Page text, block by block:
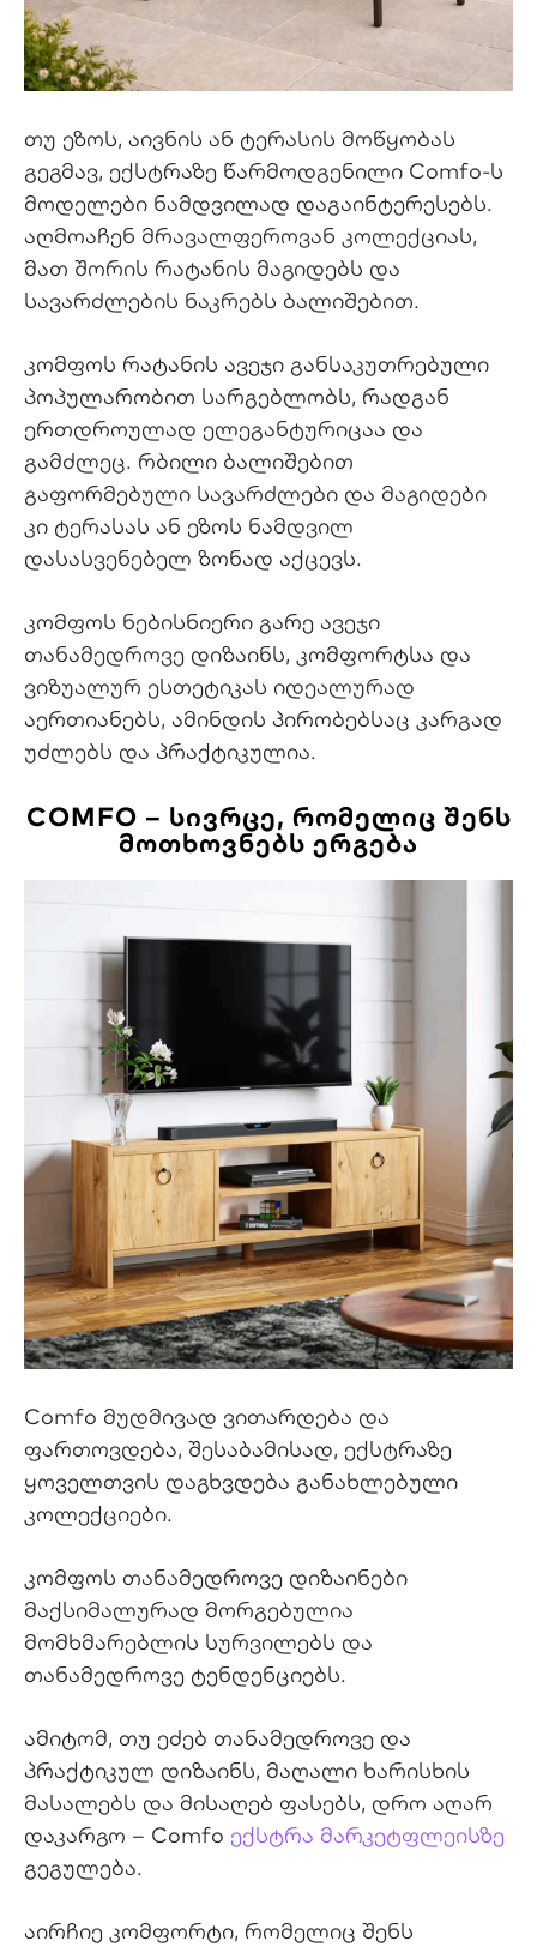
თუ ეზოს, აივნის ან ტერასის მოწყობას
გეგმავ, ექსტრაზე წარმოდგენილი Comfo-ს
მოდელები ნამდვილად დაგაინტერესებს.
აღმოაჩენ მრავალფეროვან კოლექციას,
მათ შორის რატანის მაგიდებს და
სავარძლების ნაკრებს ბალიშებით.
კომფოს რატანის ავეჯი განსაკუთრებული
პოპულარობით სარგებლობს, რადგან
ერთდროულად ელეგანტურიცაა და
გამძლეც. რბილი ბალიშებით
გაფორმებული სავარძლები და მაგიდები
კი ტერასას ან ეზოს ნამდვილ
დასასვენებელ ზონად აქცევს.
კომფოს ნებისნიერი გარე ავეჯი
თანამედროვე დიზაინს, კომფორტსა და
ვიზუალურ ესთეტიკას იდეალურად
აერთიანებს, ამინდის პირობებსაც კარგად
უძლებს და პრაქტიკულია.
COMFO – ᲡᲘᲕᲠᲪᲔ, ᲠᲝᲛᲔᲚᲘᲪ ᲨᲔᲜᲡ
ᲛᲝᲗᲮᲝᲕᲜᲔᲑᲡ ᲔᲠᲒᲔᲑᲐ
Comfo მუდმივად ვითარდება და
ფართოვდება, შესაბამისად, ექსტრაზე
ყოველთვის დაგხვდება განახლებული
კოლექციები.
კომფოს თანამედროვე დიზაინები
მაქსიმალურად მორგებულია
მომხმარებლის სურვილებს და
თანამედროვე ტენდენციებს.
ამიტომ, თუ ეძებ თანამედროვე და
პრაქტიკულ დიზაინს, მაღალი ხარისხის
მასალებს და მისაღებ ფასებს, დრო აღარ
დაკარგო – Comfo ექსტრა მარკეტფლეისზე
გეგულება.
აირჩიე კომფორტი, რომელიც შენს